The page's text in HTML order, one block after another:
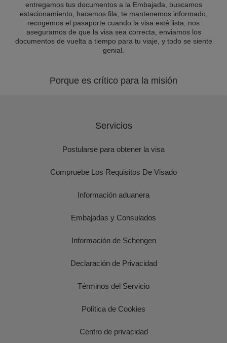
entregamos tus documentos a la Embajada, buscamos
estacionamiento, hacemos fila, te mantenemos informado,
recogemos el pasaporte cuando la visa esté lista, nos
aseguramos de que la visa sea correcta, enviamos los
documentos de vuelta a tiempo para tu viaje, y todo se siente
genial.
Porque es crítico para la misión
Servicios
Postularse para obtener la visa
Compruebe Los Requisitos De Visado
Información aduanera
Embajadas y Consulados
Información de Schengen
Declaración de Privacidad
Términos del Servicio
Política de Cookies
Centro de privacidad